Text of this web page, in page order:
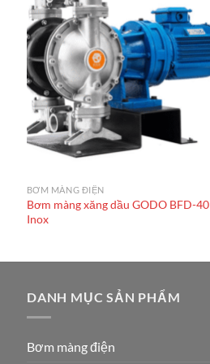
BƠM MÀNG ĐIỆN
Bơm màng xăng dầu GODO BFD-40
Inox
DANH MỤC SẢN PHẨM
Bơm màng điện